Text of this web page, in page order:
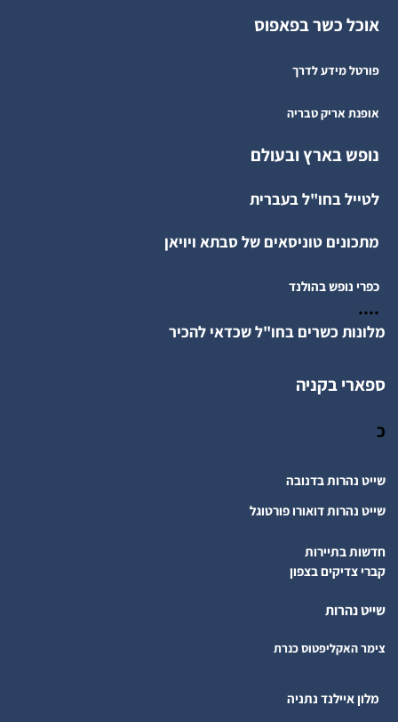
אוכל כשר בפאפוס
פורטל מידע לדרך
אופנת אריק טבריה
נופש בארץ ובעולם
לטייל בחו"ל בעברית
מתכונים טוניסאים של סבתא ויויאן
כפרי נופש בהולנד
....
מלונות כשרים בחו"ל שכדאי להכיר
ספארי בקניה
כ
שייט נהרות בדנובה
שייט נהרות דואורו פורטוגל
חדשות בתיירות
קברי צדיקים בצפון
שייט נהרות
צימר האקליפטוס כנרת
מלון איילנד נתניה